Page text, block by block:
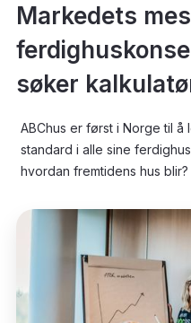
Markedets
søker
ABChus er først i Norge til å
standard i alle sine
hvordan fremtidens hus blir?